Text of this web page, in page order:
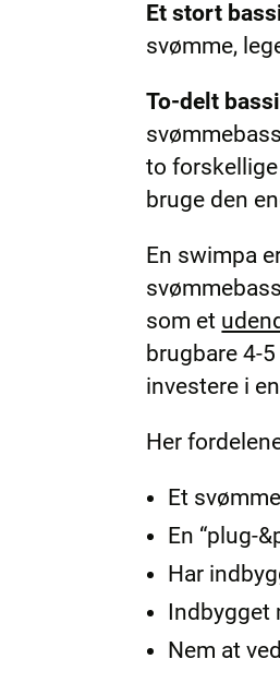
Et stort
svømme,
To-delt
to
bruge den
En swimpa
som et
brugbare 4-
investere i
Her
Et
En “plug-
Har
Indbygget
Nem at